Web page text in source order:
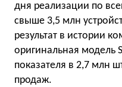
дня реализации по
свыше 3,5 млн
результат в истории
оригинальная модель
показателя в 2,7 млн
продаж.